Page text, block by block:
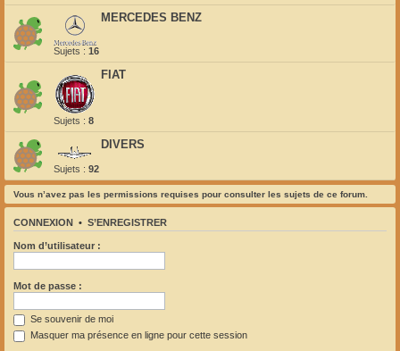
MERCEDES BENZ
Sujets : 16
FIAT
Sujets : 8
DIVERS
Sujets : 92
Vous n’avez pas les permissions requises pour consulter les sujets de ce forum.
CONNEXION • S’ENREGISTRER
Nom d’utilisateur :
Mot de passe :
Se souvenir de moi
Masquer ma présence en ligne pour cette session